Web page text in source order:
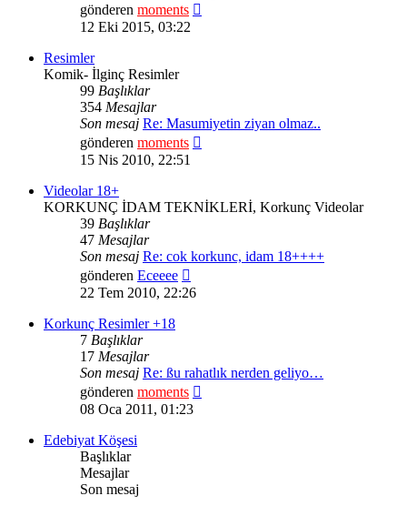
gönderen moments
12 Eki 2015, 03:22
Resimler
Komik- İlginç Resimler
99 Başlıklar
354 Mesajlar
Son mesaj Re: Masumiyetin ziyan olmaz..
gönderen moments
15 Nis 2010, 22:51
Videolar 18+
KORKUNÇ İDAM TEKNİKLERİ, Korkunç Videolar
39 Başlıklar
47 Mesajlar
Son mesaj Re: cok korkunc, idam 18++++
gönderen Eceeee
mesajı
22 Tem 2010, 22:26
Korkunç Resimler +18
7 Başlıklar
17 Mesajlar
Son mesaj Re: ßu rahatlık nerden geliyo…
gönderen moments
08 Oca 2011, 01:23
Edebiyat Köşesi
Başlıklar
Mesajlar
Son mesaj